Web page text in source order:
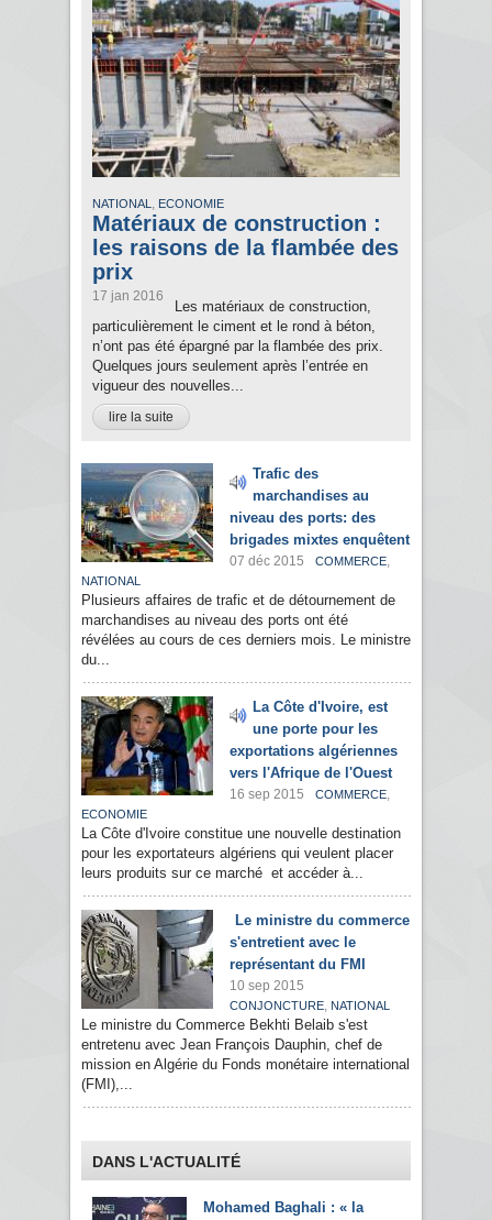
NATIONAL , ECONOMIE
Matériaux de construction :
les raisons de la flambée des
prix
17 jan 2016
Les matériaux de construction,
particulièrement le ciment et le rond à béton,
n’ont pas été épargné par la flambée des prix.
Quelques jours seulement après l’entrée en
vigueur des nouvelles...
lire la suite
Trafic des
marchandises au
niveau des ports: des
brigades mixtes enquêtent
07 déc 2015 COMMERCE,
NATIONAL
Plusieurs affaires de trafic et de détournement de
marchandises au niveau des ports ont été
révélées au cours de ces derniers mois. Le ministre
du...
La Côte d'Ivoire, est
une porte pour les
exportations algériennes
vers l'Afrique de l'Ouest
16 sep 2015 COMMERCE,
ECONOMIE
La Côte d'Ivoire constitue une nouvelle destination
pour les exportateurs algériens qui veulent placer
leurs produits sur ce marché et accéder à...
Le ministre du commerce
s'entretient avec le
représentant du FMI
10 sep 2015
CONJONCTURE, NATIONAL
Le ministre du Commerce Bekhti Belaib s'est
entretenu avec Jean François Dauphin, chef de
mission en Algérie du Fonds monétaire international
(FMI),...
DANS L'ACTUALITÉ
Mohamed Baghali : « la